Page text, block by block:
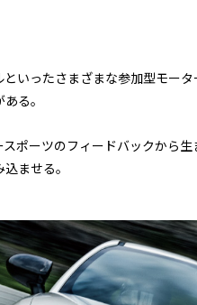
いったさまざまな参加型モー
る。
ポーツのフィードバックから生
ませる。